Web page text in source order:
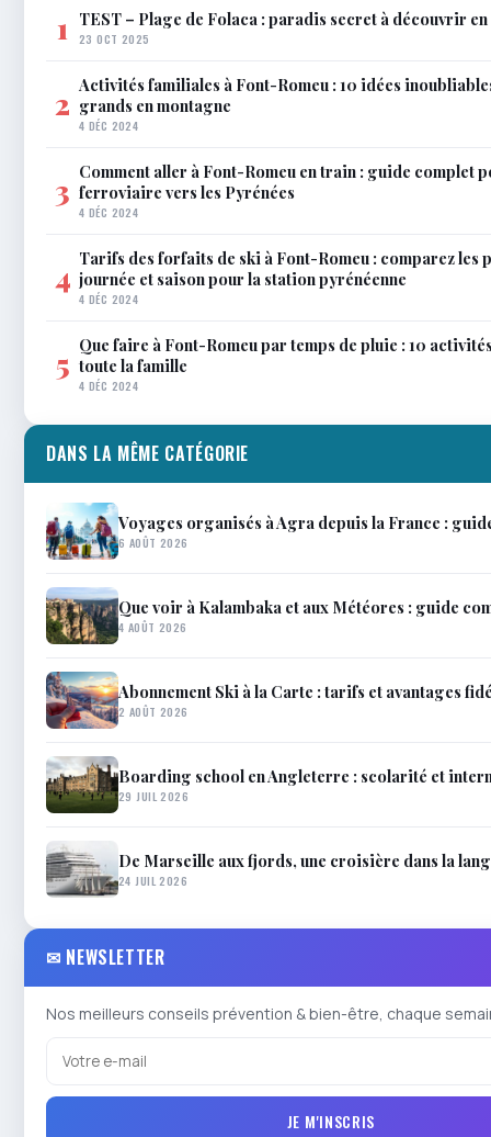
1 TEST – Plage de Folaca : paradis secret à découvrir
23 OCT 2025
2 Activités familiales à Font-Romeu : 10 idées
grands en montagne
4 DÉC 2024
3 Comment aller à Font-Romeu en train : guide complet
ferroviaire vers les Pyrénées
4 DÉC 2024
4 Tarifs des forfaits de ski à Font-Romeu : comparez les
journée et saison pour la station pyrénéenne
4 DÉC 2024
5 Que faire à Font-Romeu par temps de pluie : 10
toute la famille
4 DÉC 2024
DANS LA MÊME CATÉGORIE
Voyages organisés à Agra depuis la France :
6 AOÛT 2026
Que voir à Kalambaka et aux Météores : guide
4 AOÛT 2026
Abonnement Ski à la Carte : tarifs et avantages
2 AOÛT 2026
Boarding school en Angleterre : scolarité et
29 JUIL 2026
De Marseille aux fjords, une croisière dans la
24 JUIL 2026
✉ NEWSLETTER
Nos meilleurs conseils prévention & bien-être, chaque
JE M'INSCRIS